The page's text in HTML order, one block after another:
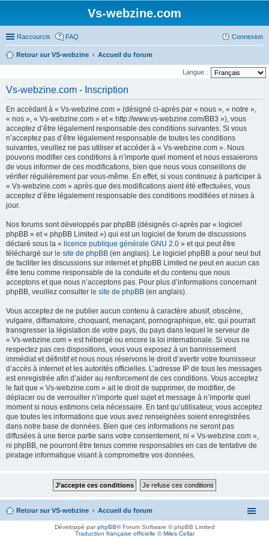
Vs-webzine.com
Raccourcis FAQ Connexion
Retour sur VS-webzine Accueil du forum
Langue :
Vs-webzine.com - Inscription
En accédant à « Vs-webzine.com » (désigné ci-après par « nous », « notre »,
« nos », « Vs-webzine.com » et « http://www.vs-webzine.com/BB3 »), vous
acceptez d’être légalement responsable des conditions suivantes. Si vous
n’acceptez pas d’être légalement responsable de toutes les conditions
suivantes, veuillez ne pas utiliser et accéder à « Vs-webzine.com ». Nous
pouvons modifier ces conditions à n’importe quel moment et nous essaierons
de vous informer de ces modifications, bien que nous vous conseillons de
vérifier régulièrement par vous-même. En effet, si vous continuez à participer à
« Vs-webzine.com » après que des modifications aient été effectuées, vous
acceptez d’être légalement responsable des conditions modifiées et mises à
jour.
Nos forums sont développés par phpBB (désignés ci-après par « logiciel
phpBB » et « phpBB Limited ») qui est un logiciel de forum de discussions
déclaré sous la « licence publique générale GNU 2.0 » et qui peut être
téléchargé sur le site de phpBB (en anglais). Le logiciel phpBB a pour seul but
de faciliter les discussions sur internet et phpBB Limited ne peut en aucun cas
être tenu comme responsable de la conduite et du contenu que nous
acceptons et que nous n’acceptons pas. Pour plus d’informations concernant
phpBB, veuillez consulter le site de phpBB (en anglais).
Vous acceptez de ne publier aucun contenu à caractère abusif, obscène,
vulgaire, diffamatoire, choquant, menaçant, pornographique, etc. qui pourrait
transgresser la législation de votre pays, du pays dans lequel le serveur de
« Vs-webzine.com » est hébergé ou encore la loi internationale. Si vous ne
respectez pas ces dispositions, vous vous exposez à un bannissement
immédiat et définitif et nous nous réservons le droit d’avertir votre fournisseur
d’accès à internet et les autorités officielles. L’adresse IP de tous les messages
est enregistrée afin d’aider au renforcement de ces conditions. Vous acceptez
le fait que « Vs-webzine.com » ait le droit de supprimer, de modifier, de
déplacer ou de verrouiller n’importe quel sujet et message à n’importe quel
moment si nous estimons cela nécessaire. En tant qu’utilisateur, vous acceptez
que toutes les informations que vous avez renseignées soient enregistrées
dans notre base de données. Bien que ces informations ne seront pas
diffusées à une tierce partie sans votre consentement, ni « Vs-webzine.com »,
ni phpBB, ne pourront être tenus comme responsables en cas de tentative de
piratage informatique visant à compromettre vos données.
Retour sur VS-webzine Accueil du forum
Développé parphpBB® Forum Software © phpBB Limited
Traduction française officielle ©Miles Cellar